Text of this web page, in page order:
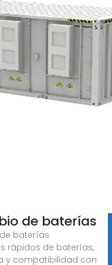
de baterías
baterías
rápidos de baterías,
y compatibilidad con